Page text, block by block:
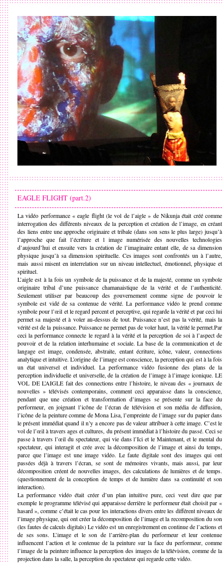
EAGLE FLIGHT (part.2)
La vidéo performance « eagle flight (le vol de l’aigle » de Nikunja était créé comme
interrogation des différents niveaux de la perception et création de l’image, en créant
des liens entre une approche originaire et tribale (dans son sens le plus large) jusqu’à
l’approche que fait l’écriture et l image numérisée des nouvelles technologies
d’aujourd’hui et ensuite vers la création de l’imaginaire entant elle, de sa dimension
physique jusqu’à sa dimension spirituelle. Ces images sont confrontés un à l’autre,
mais aussi misent en interrelation sur un niveau intellectuel, émotionnel, physique et
spirituel.
L’aigle est à la fois un symbole de la puissance et de la majesté, comme un symbole
originaire tribal d’une puissance chamanaistique de la vérité et de l’authenticité.
Seulement utiliser par beaucoup des gouvernement comme signe de pouvoir le
symbole est vidé de sa contenue de vérité. La performance vidéo le prend comme
symbole pour l’œil et le regard percent et perceptive, qui regarde la vérité et par ceci lui
permet sa majesté et à voler au-dessus de tout. Puissance n’est pas la vérité, mais la
vérité est de la puissance. Puissance ne permet pas de voler haut, la vérité le permet.Par
ceci la performance connecte le regard à la vérité et la perception de soi à l’aspect de
pouvoir et de la relation interhumaine et sociale. La base de la communication et de
langage est image, condensée, abstraite, entant écriture, icône, valeur, connections
analytique et intuitive. L’origine de l’image est conscience, la perception qui est à la fois
un état universel et individuel. La performance vidéo fusionne des plans de la
perception individuelle et universelle, de la création de l’image à l’image iconique. LE
VOL DE L’AIGLE fait des connections entre l’histoire, le niveau des « journaux de
nouvelles » télévisés contemporains, comment ceci apparaisse dans la conscience,
pendant que une création et transformation d’images se présente sur la face du
performeur, en joignant l’icône de l’écran de télévision et son média de diffusion,
l’icône de la peinture comme de Mona Lisa, l’empreinte de l’image sur du papier dans
le présent immédiat quand il n’y a encore pas de valeur attribuer à cette image. C’est le
vol de l’œil à travers ages et cultures, du présent immédiat à l’histoire du passé. Ceci se
passe à travers l’œil du spectateur, qui vie dans l’Ici et le Maintenant, et le mental du
spectateur, qui interagit et crée avec la décomposition de l’image et ainsi du temps,
parce que l’image est une image vidéo. Le faute digitale sont des images qui ont
passées déjà à travers l’écran, se sont de mémoires vivants, mais aussi, par leur
décomposition créent de nouvelles images, des calculations de lumières et de temps.
(questionnement de la conception de temps et de lumière dans sa continuité et son
interaction).
La performance vidéo était créer d’un plan intuitive pure, ceci veut dire que par
exemple le programme télévisé qui apparaisse derrière le performeur était choisit par «
hasard », comme c’était le cas pour les interactions divers entre les différent niveaux de
l’image physique, qui ont créer la décomposition de l’image et la recomposition du son
(les fautes de calculs digitals) Le vidéo est un enregistrement en continue de l’actions et
de ses sons. L’image et le son de l’arrière-plan du performeur et leur contenue
influencent l’action et le contenue de la peinture sur la face du performeur, comme
l’image de la peinture influence la perception des images de la télévision, comme de la
projection dans la salle, la perception du spectateur qui regarde cette vidéo.